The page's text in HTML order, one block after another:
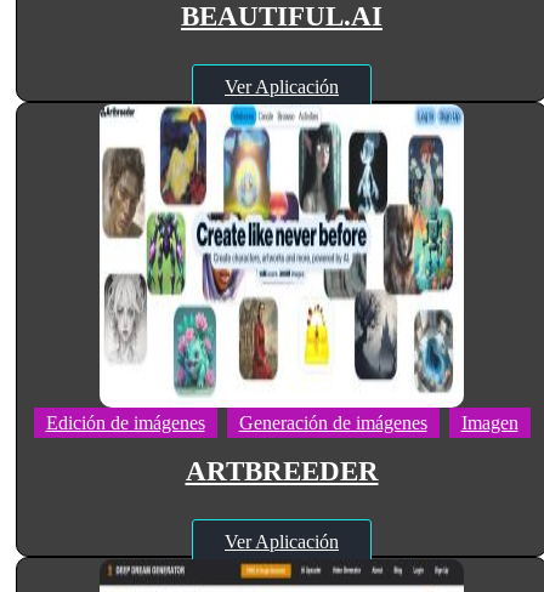
BEAUTIFUL.AI
Ver Aplicación
Edición de imágenes Generación de imágenes Imagen
ARTBREEDER
Ver Aplicación